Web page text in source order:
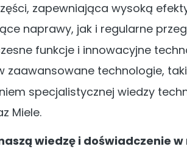
zapewniająca wysoką
naprawy, jak i regularne
funkcje i innowacyjne
zaawansowane technologie,
specjalistycznej wiedzy
Miele.
wiedzę i doświadczenie